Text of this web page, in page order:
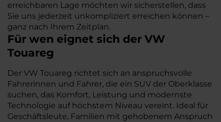
erreichbaren Lage möchten wir sicherstellen, dass
Sie uns jederzeit unkompliziert erreichen können –
ganz nach Ihrem Zeitplan.
Für wen eignet sich der VW
Touareg
Der VW Touareg richtet sich an anspruchsvolle
Fahrerinnen und Fahrer, die ein SUV der Oberklasse
suchen, das Komfort, Leistung und modernste
Technologie auf höchstem Niveau vereint. Ideal für
Geschäftsleute, Familien mit gehobenem Anspruch